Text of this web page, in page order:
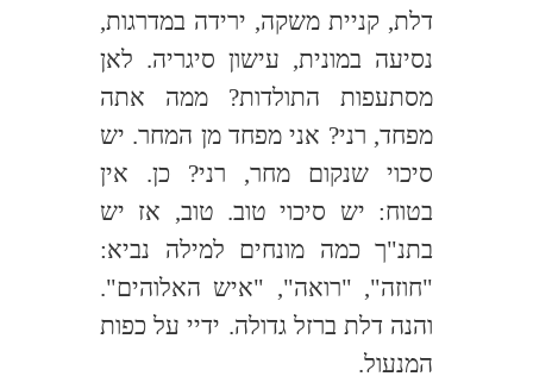
דלת, קניית משקה, ירידה במדרגות,
נסיעה במונית, עישון סיגריה. לאן
מסתעפות התולדות? ממה אתה
מפחד, רני? אני מפחד מן המחר. יש
סיכוי שנקום מחר, רני? כן. אין
בטוח: יש סיכוי טוב. טוב, אז יש
בתנ"ך כמה מונחים למילה נביא:
"חוזה", "רואה", "איש האלוהים".
והנה דלת ברזל גדולה. ידיי על כפות
המנעול.